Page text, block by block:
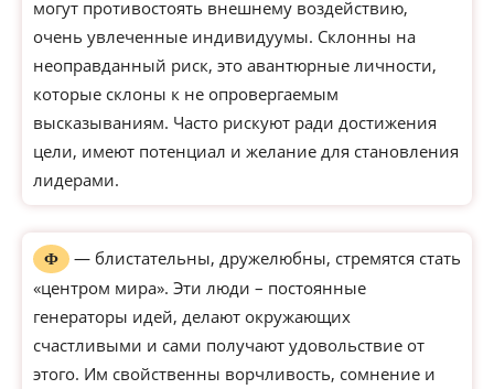
могут противостоять внешнему воздействию,
очень увлеченные индивидуумы. Склонны на
неоправданный риск, это авантюрные личности,
которые склоны к не опровергаемым
высказываниям. Часто рискуют ради достижения
цели, имеют потенциал и желание для становления
лидерами.
Ф
— блистательны, дружелюбны, стремятся стать
«центром мира». Эти люди – постоянные
генераторы идей, делают окружающих
счастливыми и сами получают удовольствие от
этого. Им свойственны ворчливость, сомнение и